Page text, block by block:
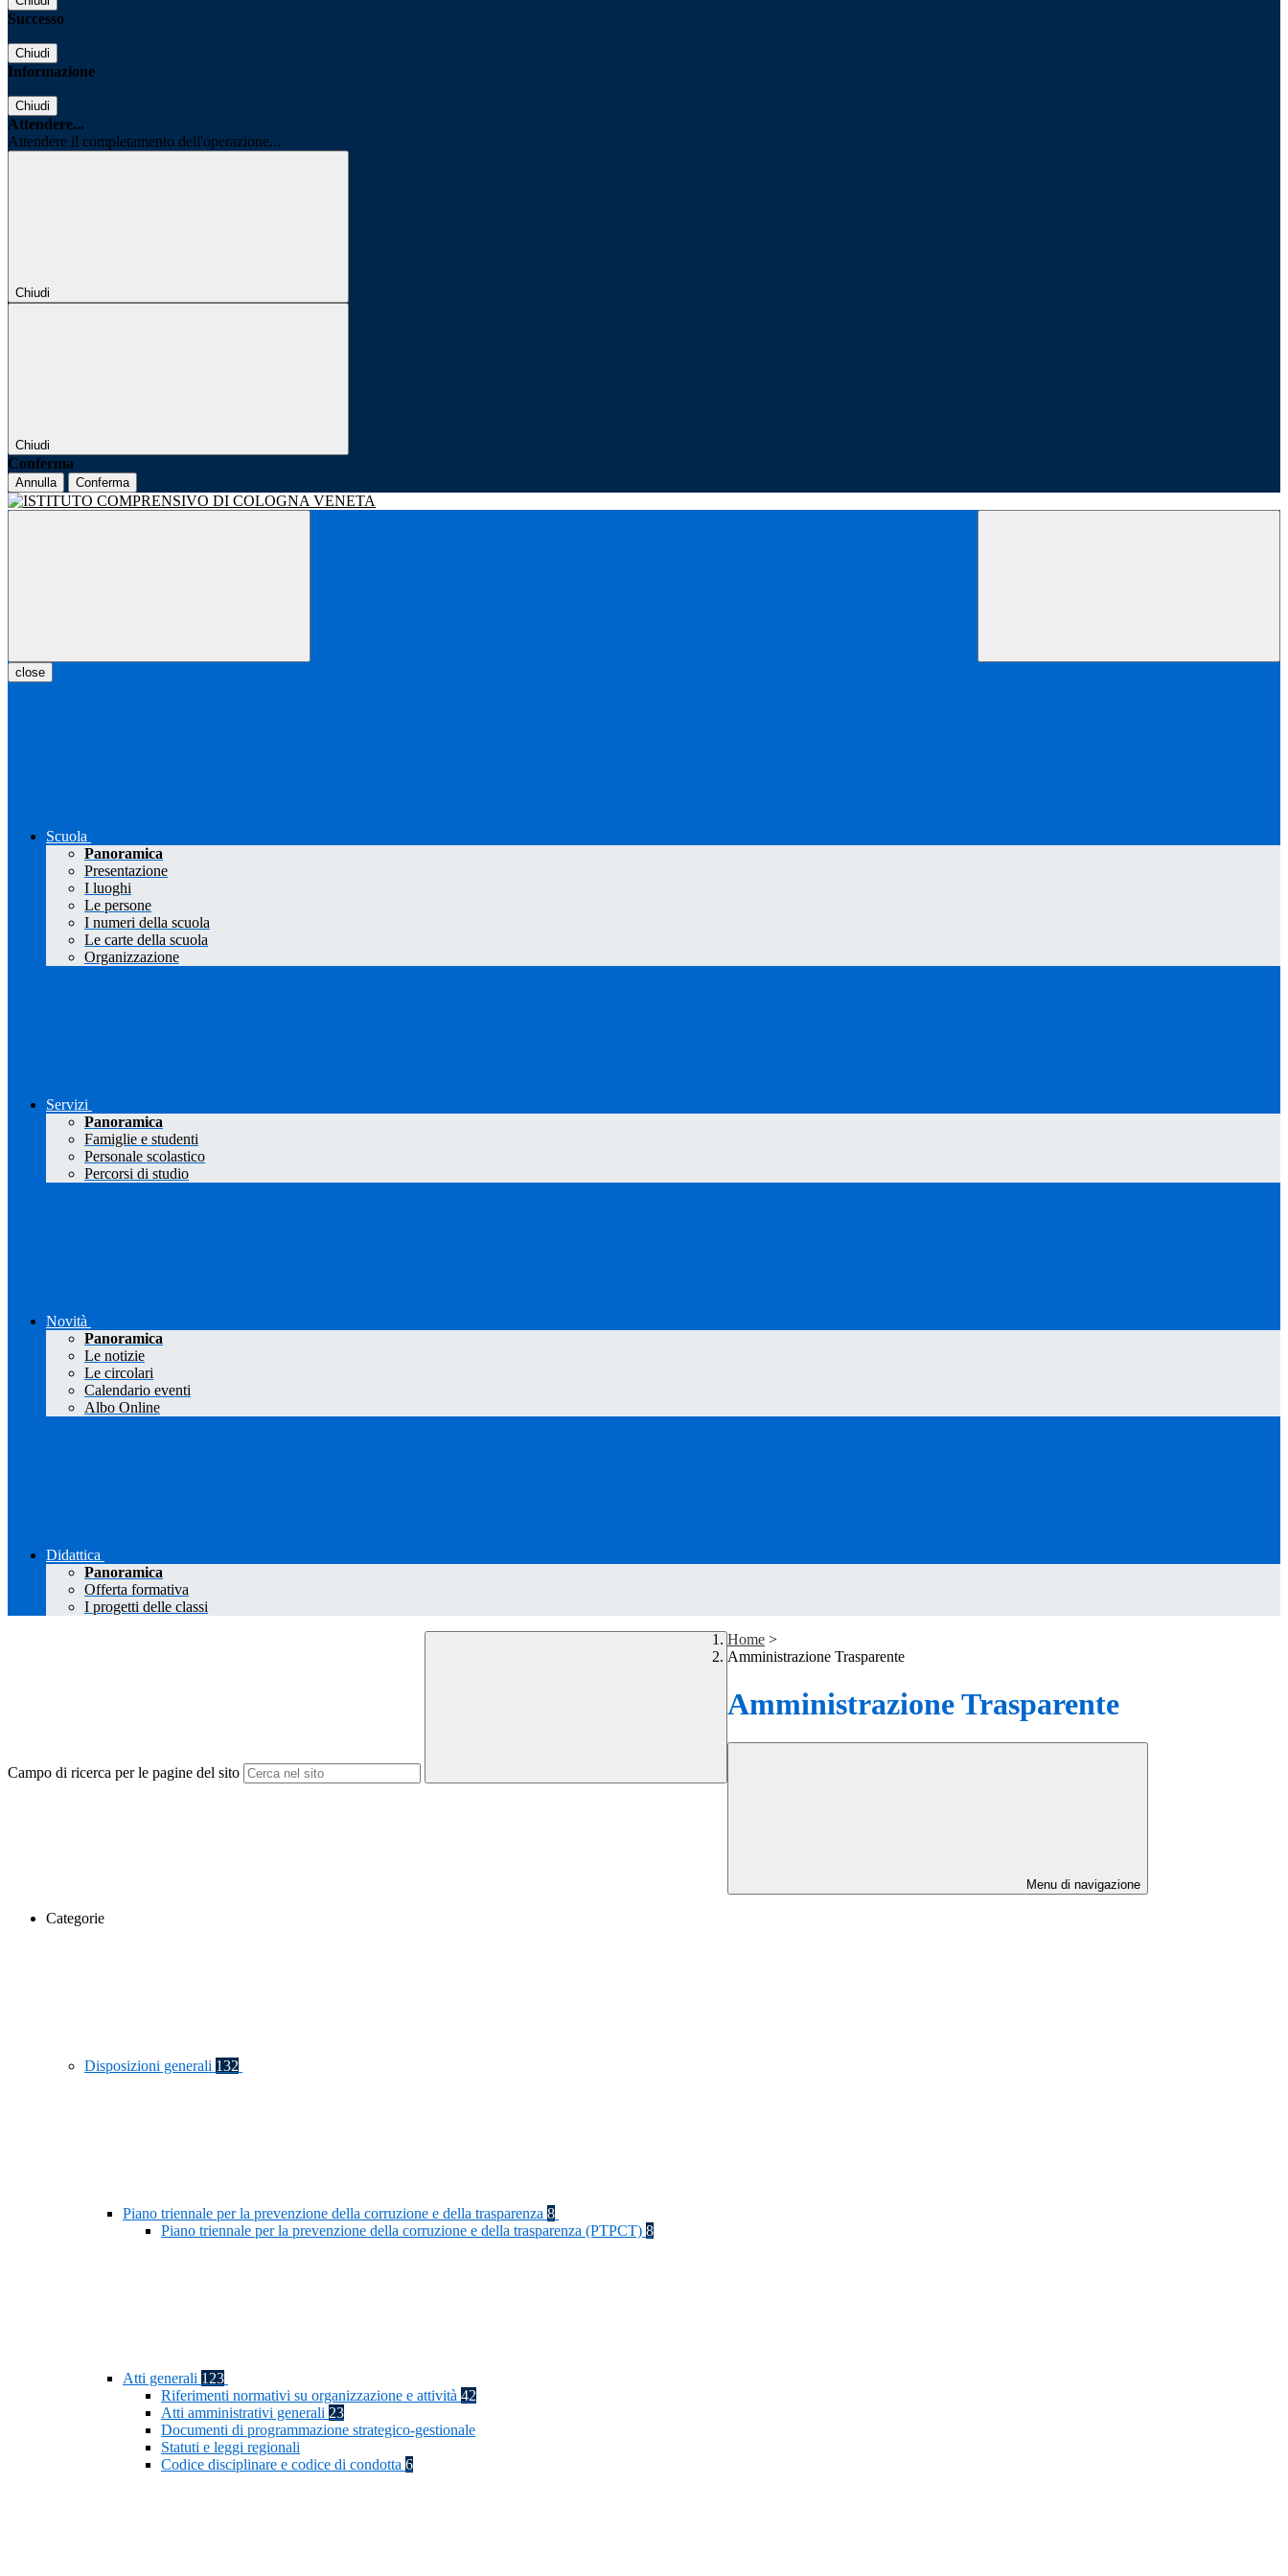
Successo
Chiudi
Informazione
Chiudi
Attendere...
Attendere il completamento dell'operazione...
Chiudi
Chiudi
Conferma
Annulla Conferma
close
Scuola
Panoramica
Presentazione
I luoghi
Le persone
I numeri della scuola
Le carte della scuola
Organizzazione
Servizi
Panoramica
Famiglie e studenti
Personale scolastico
Percorsi di studio
Novità
Panoramica
Le notizie
Le circolari
Calendario eventi
Albo Online
Didattica
Panoramica
Offerta formativa
I progetti delle classi
Campo di ricerca per le pagine del sito
Home >
Amministrazione Trasparente
Amministrazione Trasparente
Menu di navigazione
Categorie
Disposizioni generali 132
Piano triennale per la prevenzione della corruzione e della trasparenza 8
Piano triennale per la prevenzione della corruzione e della trasparenza (PTPCT) 8
Atti generali 123
Riferimenti normativi su organizzazione e attività 42
Atti amministrativi generali 23
Documenti di programmazione strategico-gestionale
Statuti e leggi regionali
Codice disciplinare e codice di condotta 6